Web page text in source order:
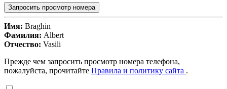
Запросить просмотр номера
Имя: Braghin
Фамилия: Albert
Отчество: Vasili
Прежде чем запросить просмотр номера телефона,
пожалуйста, прочитайте Правила и политику сайта .